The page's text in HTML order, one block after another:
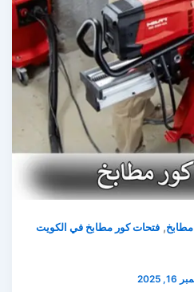
فتحات كور مطابخ في الكويت